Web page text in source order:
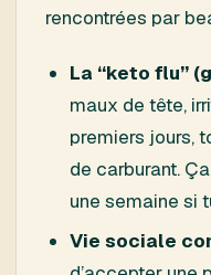
rencontrées par
La “keto flu”
maux de tête,
premiers jours,
de carburant.
une semaine si
Vie sociale